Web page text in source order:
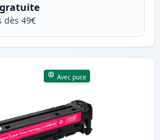
dès 49€
Avec puce